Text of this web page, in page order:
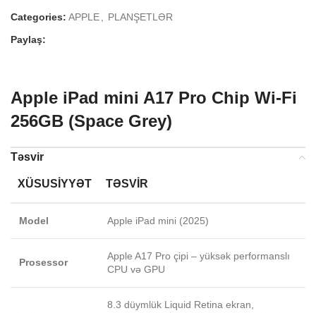
Categories: APPLE, PLANŞETLƏR
Paylaş:
Apple iPad mini A17 Pro Chip Wi-Fi
256GB (Space Grey)
Təsvir
XÜSUSIYYƏT TƏSVIR
Model Apple iPad mini (2025)
Prosessor
Apple A17 Pro çipi – yüksək performanslı
CPU və GPU
8.3 düymlük Liquid Retina ekran,